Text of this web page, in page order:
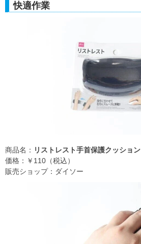
快適作業
商品名： リストレスト手首保護クッション
価格：￥110（税込）
販売ショップ：ダイソー